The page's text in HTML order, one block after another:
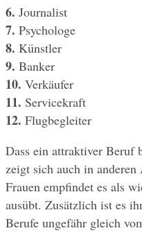
6. Journalist
7. Psychologe
8. Künstler
9. Banker
10. Verkäufer
11. Servicekraft
12. Flugbegleiter
Dass ein attraktiver Beruf
zeigt sich auch in
Frauen empfindet es als
ausübt. Zusätzlich ist es
Berufe ungefähr gleich